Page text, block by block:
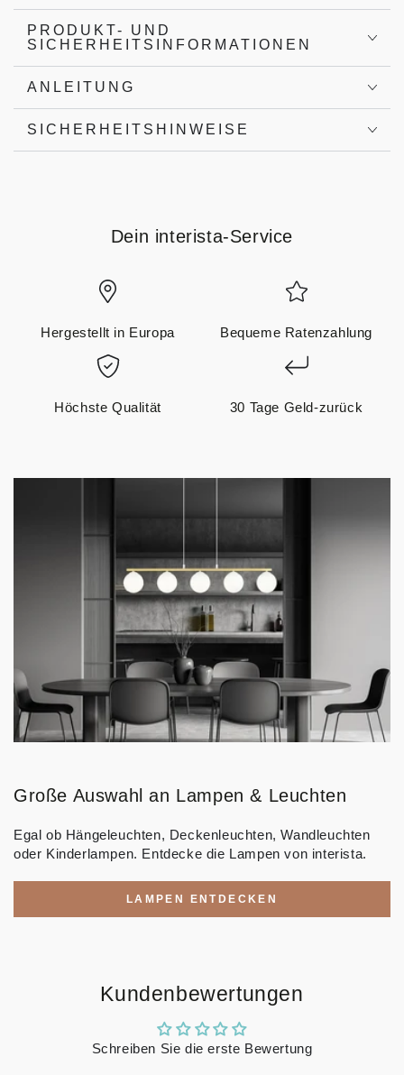
PRODUKT- UND
SICHERHEITSINFORMATIONEN
ANLEITUNG
SICHERHEITSHINWEISE
Dein interista-Service
Hergestellt in Europa Bequeme Ratenzahlung
Höchste Qualität 30 Tage Geld-zurück
Große Auswahl an Lampen & Leuchten
Egal ob Hängeleuchten, Deckenleuchten, Wandleuchten
oder Kinderlampen. Entdecke die Lampen von interista.
LAMPEN ENTDECKEN
Kundenbewertungen
Schreiben Sie die erste Bewertung